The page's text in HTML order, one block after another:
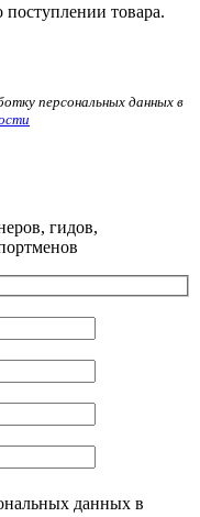
поступлении товара.
персональных данных в
гидов,
данных в